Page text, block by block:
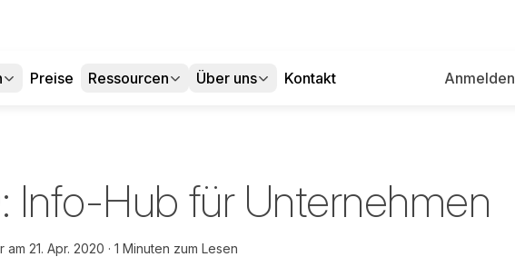
Preise Ressourcen Über uns Kontakt Anmelden
Info-Hub für Unternehmen
am 21. Apr. 2020 1 Minuten zum Lesen